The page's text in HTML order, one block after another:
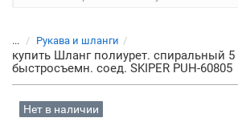
... Рукава и шланги
купить Шланг полиурет. спиральный
быстросъемн. соед. SKIPER PUH-60805
Нет в наличии